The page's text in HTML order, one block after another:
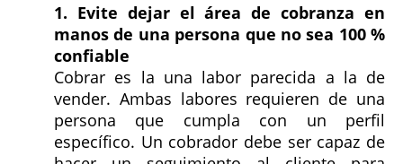
1. Evite dejar el área de cobranza en
manos de una persona que no sea 100 %
confiable
Cobrar es la una labor parecida a la de
vender. Ambas labores requieren de una
persona que cumpla con un perfil
específico. Un cobrador debe ser capaz de